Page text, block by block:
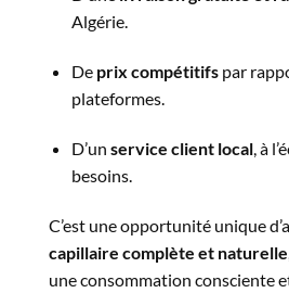
Algérie.
De prix compétitifspar
plateformes.
D’un service client local, à
besoins.
C’est une opportunité unique
capillaire complète et naturelle
une consommation consciente